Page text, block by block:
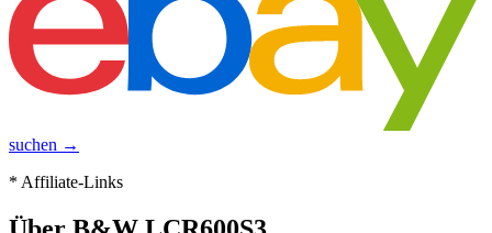
suchen →
* Affiliate-Links